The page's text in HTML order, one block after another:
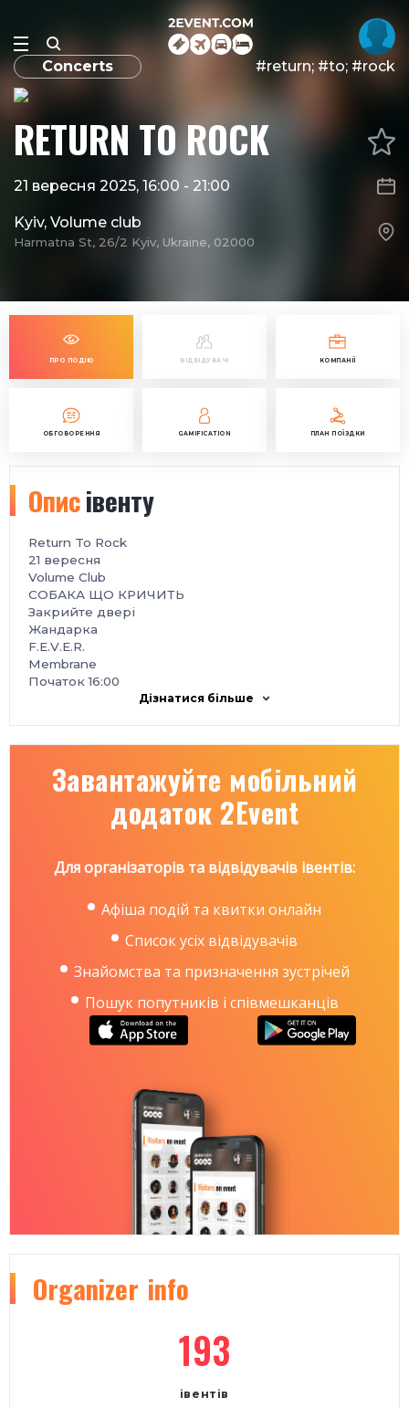
Concerts #return; #to; #rock
RETURN TO ROCK
21 вересня 2025, 16:00 - 21:00
Kyiv, Volume club
Harmatna St, 26/2 Kyiv, Ukraine, 02000
ПРО ПОДІЮ ВІДВІДУВАЧІ КОМПАНІЇ
ОБГОВОРЕННЯ GAMIFICATION ПЛАН ПОЇЗДКИ
Описівенту
Return To Rock
️21 вересня
Volume Club
СОБАКА ЩО КРИЧИТЬ
Закрийте двері
Жандарка
F.E.V.E.R.
Membrane
Початок 16:00
Дізнатися більше
Завантажуйте мобільний
додаток 2Event
Для організаторів та відвідувачів івентів:
Афіша подій та квитки онлайн
Список усіх відвідувачів
Знайомства та призначення зустрічей
Пошук попутників і співмешканців
Organizer info
193
івентів